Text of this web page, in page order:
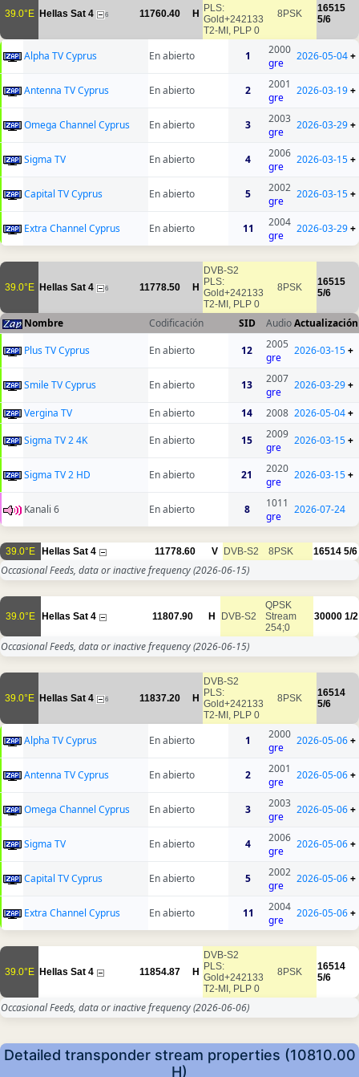
39.0°E Hellas Sat 4 6 11760.40 H
PLS:
Gold+242133
T2-MI, PLP 0
8PSK
16515
5/6
Alpha TV Cyprus En abierto 1
2000
gre
2026-05-04+
Antenna TV Cyprus En abierto 2
2001
gre
2026-03-19+
Omega Channel Cyprus En abierto 3
2003
gre
2026-03-29+
Sigma TV En abierto 4
2006
gre
2026-03-15+
Capital TV Cyprus En abierto 5
2002
gre
2026-03-15+
Extra Channel Cyprus En abierto 11
2004
gre
2026-03-29+
39.0°E Hellas Sat 4 6 11778.50 H
DVB-S2
PLS:
Gold+242133
T2-MI, PLP 0
8PSK
16515
5/6
Nombre Codificación SID AudioActualización
Plus TV Cyprus
En abierto 12
2005
gre
2026-03-15+
Smile TV Cyprus En abierto 13
2007
gre
2026-03-29+
Vergina TV En abierto 14 2008 2026-05-04+
Sigma TV 2 4K
En abierto 15
2009
gre
2026-03-15+
Sigma TV 2 HD En abierto 21
2020
gre
2026-03-15+
Kanali 6 En abierto 8
1011
gre
2026-07-24
39.0°E Hellas Sat 4 11778.60 V DVB-S2 8PSK 16514 5/6
Occasional Feeds, data or inactive frequency(2026-06-15)
39.0°E Hellas Sat 4 11807.90 H DVB-S2
QPSK
Stream
254;0
30000 1/2
Occasional Feeds, data or inactive frequency(2026-06-15)
39.0°E Hellas Sat 4 6 11837.20 H
DVB-S2
PLS:
Gold+242133
T2-MI, PLP 0
8PSK
16514
5/6
Alpha TV Cyprus En abierto 1
2000
gre
2026-05-06+
Antenna TV Cyprus En abierto 2
2001
gre
2026-05-06+
Omega Channel Cyprus En abierto 3
2003
gre
2026-05-06+
Sigma TV En abierto 4
2006
gre
2026-05-06+
Capital TV Cyprus En abierto 5
2002
gre
2026-05-06+
Extra Channel Cyprus En abierto 11
2004
gre
2026-05-06+
39.0°E Hellas Sat 4 11854.87 H
DVB-S2
PLS:
Gold+242133
T2-MI, PLP 0
8PSK
16514
5/6
Occasional Feeds, data or inactive frequency(2026-06-06)
Detailed transponder stream properties (10810.00
H)